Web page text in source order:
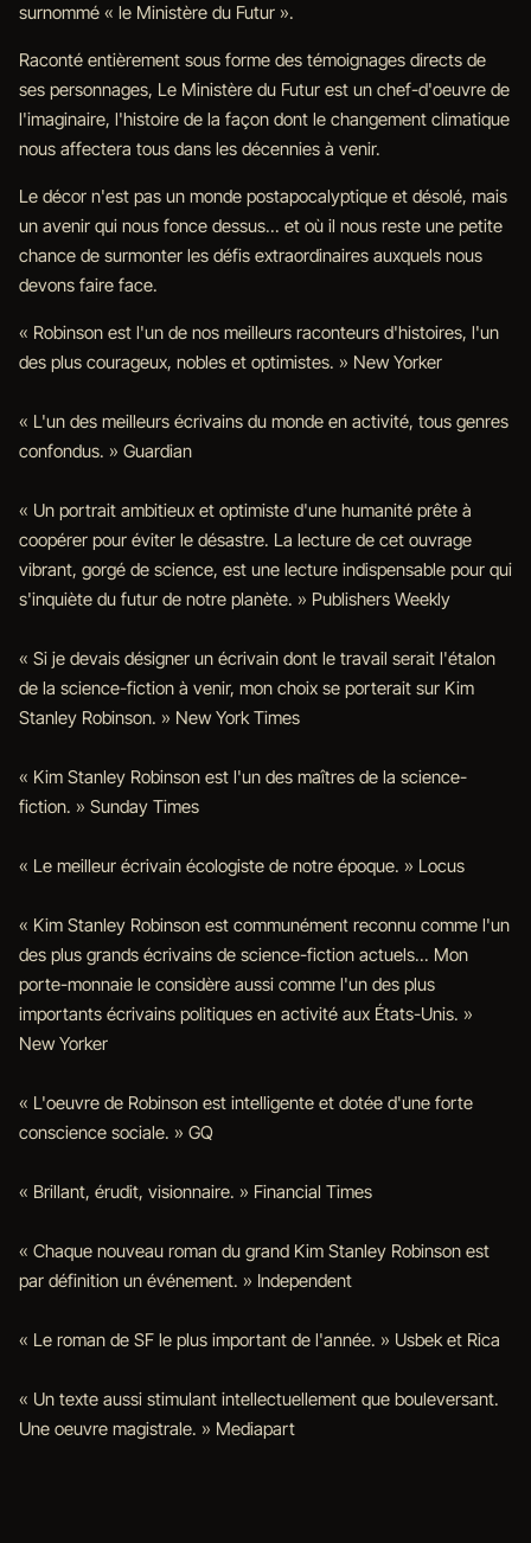
surnommé « le Ministère du Futur ».
Raconté entièrement sous forme des témoignages directs de
ses personnages, Le Ministère du Futur est un chef-d'oeuvre de
l'imaginaire, l'histoire de la façon dont le changement climatique
nous affectera tous dans les décennies à venir.
Le décor n'est pas un monde postapocalyptique et désolé, mais
un avenir qui nous fonce dessus... et où il nous reste une petite
chance de surmonter les défis extraordinaires auxquels nous
devons faire face.
« Robinson est l'un de nos meilleurs raconteurs d'histoires, l'un
des plus courageux, nobles et optimistes. » New Yorker
« L'un des meilleurs écrivains du monde en activité, tous genres
confondus. » Guardian
« Un portrait ambitieux et optimiste d'une humanité prête à
coopérer pour éviter le désastre. La lecture de cet ouvrage
vibrant, gorgé de science, est une lecture indispensable pour qui
s'inquiète du futur de notre planète. » Publishers Weekly
« Si je devais désigner un écrivain dont le travail serait l'étalon
de la science-fiction à venir, mon choix se porterait sur Kim
Stanley Robinson. » New York Times
« Kim Stanley Robinson est l'un des maîtres de la science-
fiction. » Sunday Times
« Le meilleur écrivain écologiste de notre époque. » Locus
« Kim Stanley Robinson est communément reconnu comme l'un
des plus grands écrivains de science-fiction actuels... Mon
porte-monnaie le considère aussi comme l'un des plus
importants écrivains politiques en activité aux États-Unis. »
New Yorker
« L'oeuvre de Robinson est intelligente et dotée d'une forte
conscience sociale. » GQ
« Brillant, érudit, visionnaire. » Financial Times
« Chaque nouveau roman du grand Kim Stanley Robinson est
par définition un événement. » Independent
« Le roman de SF le plus important de l'année. » Usbek et Rica
« Un texte aussi stimulant intellectuellement que bouleversant.
Une oeuvre magistrale. » Mediapart